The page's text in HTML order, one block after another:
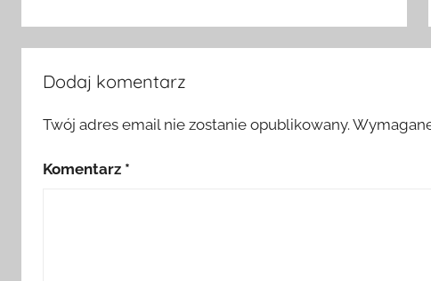
Dodaj komentarz
Twój adres email nie zostanie opublikowany.
Komentarz *